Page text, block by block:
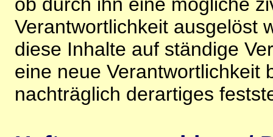
ob durch ihn eine mögliche
Verantwortlichkeit ausgelöst
diese Inhalte auf ständige
eine neue Verantwortlichkeit
nachträglich derartiges